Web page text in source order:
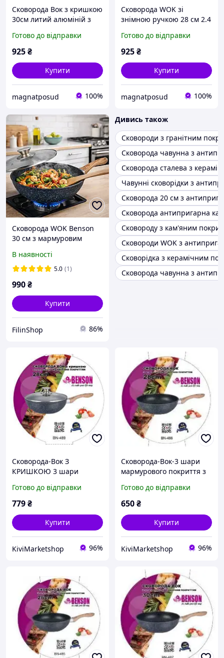
Сковорода Вок з кришкою
30см литий алюміній з
антипригарним
покриттям Edenberg EB-
Готово до відправки
925₴
Купити
magnatposud 100%
Сковорода WOK зі
знімною ручкою 28 см 2.4
антипригарним
покриттям Edenberg EB-
Готово до відправки
925₴
Купити
magnatposud 100%
Сковорода WOK Benson
30 см з мармуровим
покриттям + кришка Вок
для смаження
В наявності
5.0 (1)
990₴
Купити
FilinShop 86%
Дивись також
Сковороди з гранітним
Сковорода чавунна з
Сковорода сталева з
Чавунні сковорідки з
Сковорода 20 см з
Сковорода антипригарна
Сковороду з кам'яним
Сковороди WOK з
Сковорідка з керамічним
Сковорода чавунна з
Сковорода-Вок З
КРИШКОЮ 3 шари
кованого алюмінію
діаметр 28 см BN-489
Готово до відправки
779₴
Купити
KiviMarketshop 96%
Сковорода-Вок-3 шари
мармурового покриття з
діаметр 28 см Benson BN-
486
Готово до відправки
650₴
Купити
KiviMarketshop 96%